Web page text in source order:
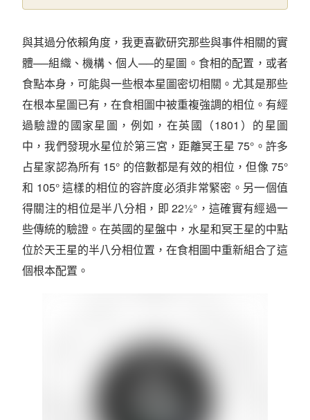
與其過分依賴角度，我更喜歡研究那些與事件相關的實
體──組織、機構、個人──的星圖。食相的配置，或者
食點本身，可能與一些根本星圖密切相關。尤其是那些
在根本星圖已有，在食相圖中被重複強調的相位。有經
過驗證的國家星圖，例如，在英國（1801）的星圖
中，我們發現水星位於第三宮，距離冥王星 75°。許多
占星家認為所有 15° 的倍數都是有效的相位，但像 75°
和 105° 這樣的相位的容許度必須非常緊密。另一個值
得關注的相位是半八分相，即 22½°，這確實有經過一
些傳統的驗證。在英國的星盤中，水星和冥王星的中點
位於天王星的半八分相位置，在食相圖中重新組合了這
個根本配置。